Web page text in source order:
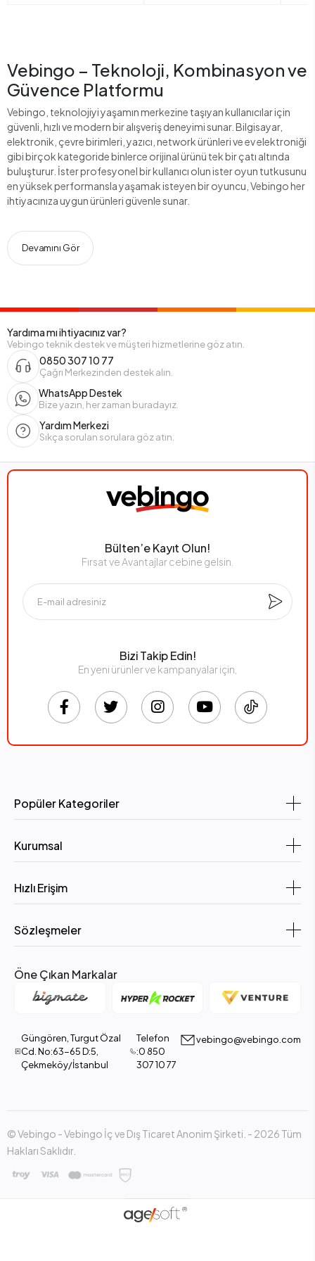
Vebingo – Teknoloji, Kombinasyon ve
Güvence Platformu
Vebingo, teknolojiyi yaşamın merkezine taşıyan kullanıcılar için
güvenli, hızlı ve modern bir alışveriş deneyimi sunar. Bilgisayar,
elektronik, çevre birimleri, yazıcı, network ürünleri ve ev elektroniği
gibi birçok kategoride binlerce orijinal ürünü tek bir çatı altında
buluşturur. İster profesyonel bir kullanıcı olun ister oyun tutkusunu
en yüksek performansla yaşamak isteyen bir oyuncu, Vebingo her
ihtiyacınıza uygun ürünleri güvenle sunar.
Devamını Gör
Yardıma mı ihtiyacınız var?
Vebingo teknik destek ve müşteri hizmetlerine göz atın.
0850 307 10 77
Çağrı Merkezinden destek alın.
WhatsApp Destek
Bize yazın, her zaman buradayız.
Yardım Merkezi
Sıkça sorulan sorulara göz atın.
Bülten’e Kayıt Olun!
Fırsat ve Avantajlar cebine gelsin.
Bizi Takip Edin!
En yeni ürünler ve kampanyalar için,
Popüler Kategoriler
Kurumsal
Hızlı Erişim
Sözleşmeler
Öne Çıkan Markalar
Güngören, Turgut Özal
Cd. No:63-65 D:5,
Çekmeköy/İstanbul
Telefon
:0 850
307 10 77
vebingo@vebingo.com
© Vebingo - Vebingo İç ve Dış Ticaret Anonim Şirketi. - 2026 Tüm
Hakları Saklıdır.